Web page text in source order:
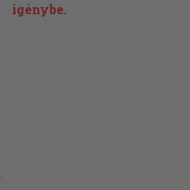
igénybe.